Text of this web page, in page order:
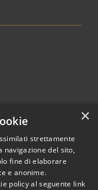
© 2026 • Comune di
×
strettamente
navigazione del sito,
fine di elaborare
e anonime.
policy al seguente link